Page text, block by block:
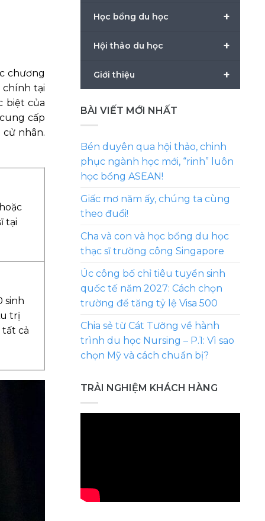
chương
chính tại
biệt của
cấp
nhân.
tại
sinh
trị
cả
+
Học bổng du học
+
Hội thảo du học
+
Giới thiệu
BÀI VIẾT MỚI NHẤT
Bén duyên qua hội thảo, chinh
phục ngành học mới, “rinh” luôn
học bổng ASEAN!
Giấc mơ năm ấy, chúng ta cùng
theo đuổi!
Cha và con và học bổng du học
thạc sĩ trường công Singapore
Úc công bố chỉ tiêu tuyển sinh
quốc tế năm 2027: Cách chọn
trường để tăng tỷ lệ Visa 500
Chia sẻ từ Cát Tường về hành
trình du học Nursing – P.1: Vì sao
chọn Mỹ và cách chuẩn bị?
TRẢI NGHIỆM KHÁCH HÀNG